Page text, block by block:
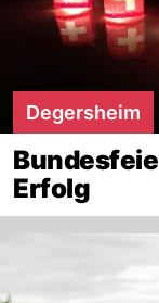
Degersheim
Erfolg